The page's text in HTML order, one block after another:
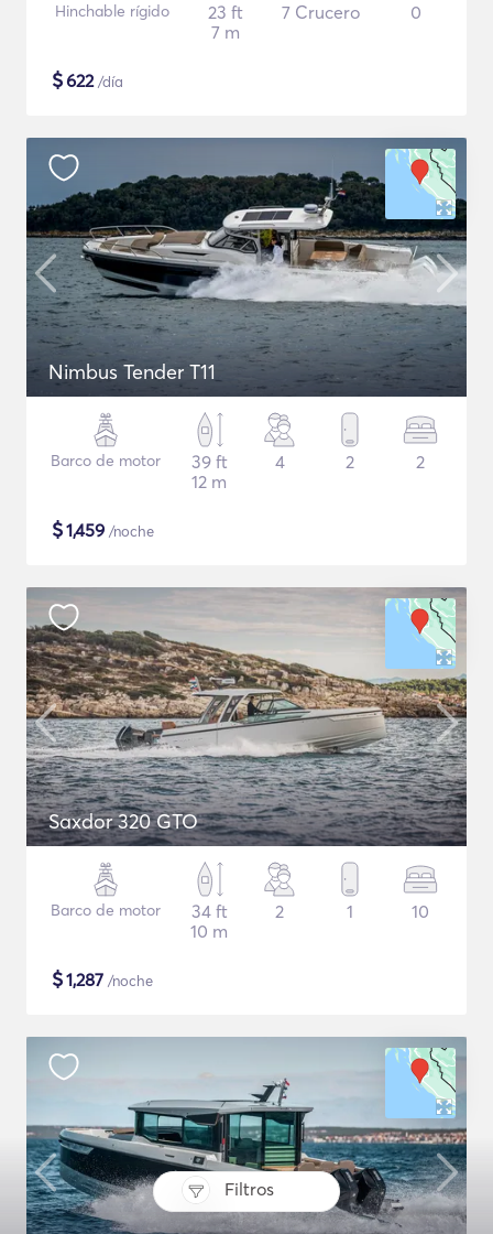
Filtros
Hinchable rígido
23 ft
7 m
7 Crucero 0
$622/día
Nimbus Tender T11
Barco de motor
39 ft
12 m
4 2 2
$1,459 /noche
Saxdor 320 GTO
Barco de motor
34 ft
10 m
2 1 10
$1,287 /noche